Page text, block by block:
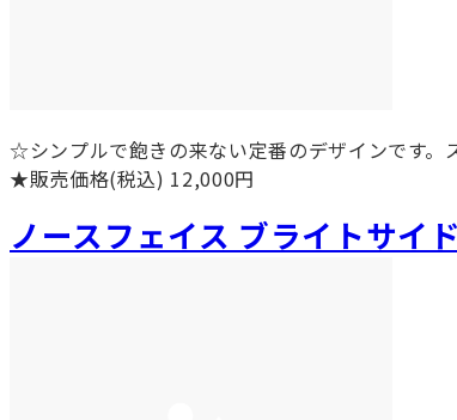
☆シンプルで飽きの来ない定番のデザインです
★販売価格(税込) 12,000円
ノースフェイス ブライトサイ